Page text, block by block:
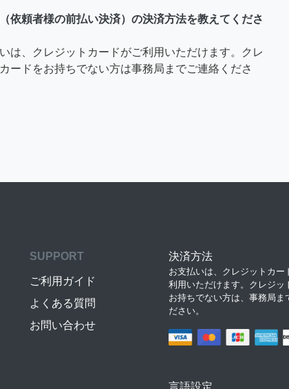
依頼者様の前払い決済）の決済方法を教えてくださ
は、クレジットカードがご利用いただけます。クレ
ードをお持ちでない方は事務局までご連絡くださ
SUPPORT
ご利用ガイド
よくある質問
お問い合わせ
決済方法
お支払いは、クレジットカー
利用いただけます。クレジッ
お持ちでない方は、事務局ま
ださい。
言語設定